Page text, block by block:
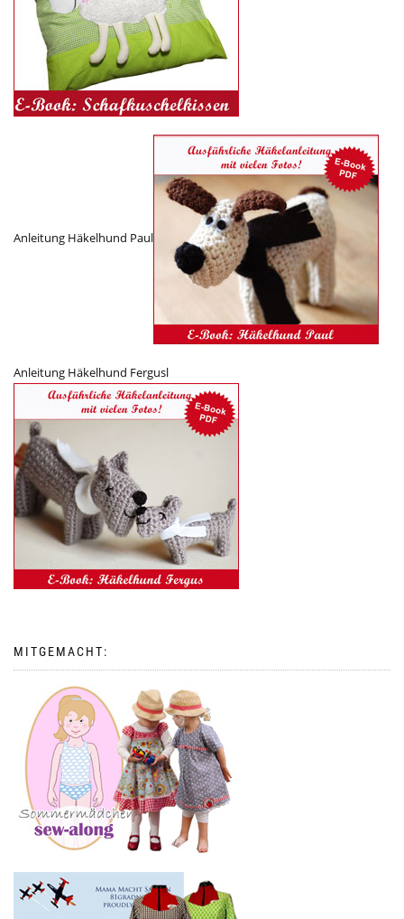
Anleitung Häkelhund Paul
Anleitung Häkelhund Fergusl
MITGEMACHT: